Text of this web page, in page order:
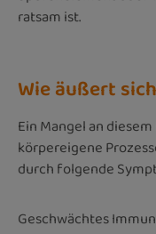
ratsam ist.
Wie äußert
Ein Mangel an
körpereigene
durch folgende
Geschwächtes